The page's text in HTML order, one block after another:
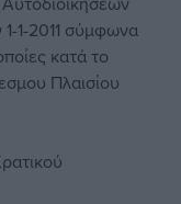
1-2011 σύμφωνα
κατά το
Πλαισίου